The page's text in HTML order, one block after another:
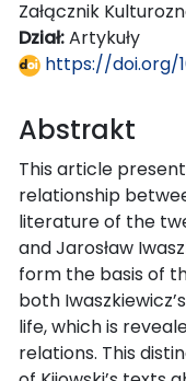
Załącznik
Dział:Artykuły
https://doi.org/
Abstrakt
This article
relationship
literature of the
and Jarosław
form the basis of
both
life, which is
relations. This